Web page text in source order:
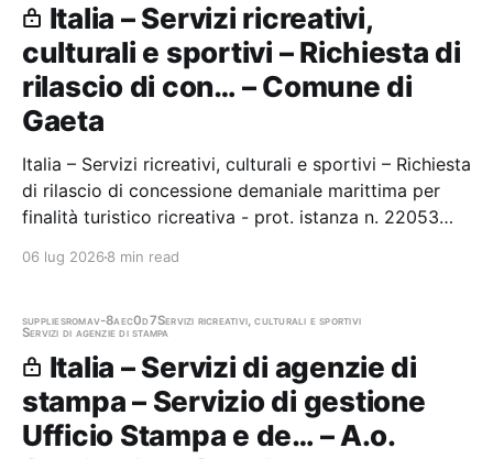
Italia – Servizi ricreativi,
culturali e sportivi – Richiesta di
rilascio di con… – Comune di
Gaeta
Italia – Servizi ricreativi, culturali e sportivi – Richiesta
di rilascio di concessione demaniale marittima per
finalità turistico ricreativa - prot. istanza n. 22053
06 lug 2026 8 min read
suppliesromav-8aec0d7Servizi ricreativi, culturali e sportivi
Servizi di agenzie di stampa
Italia – Servizi di agenzie di
stampa – Servizio di gestione
Ufficio Stampa e de… – A.o.